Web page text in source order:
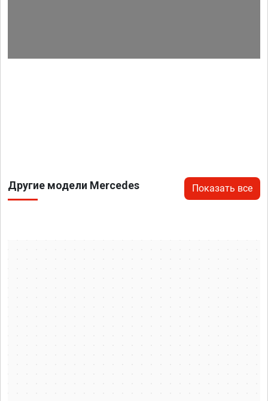
Другие модели Mercedes Показать все